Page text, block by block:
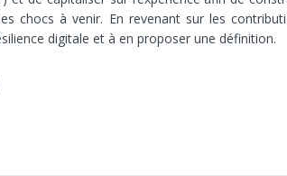
chocs à venir. En revenant sur les
digitale et à en proposer une définition.